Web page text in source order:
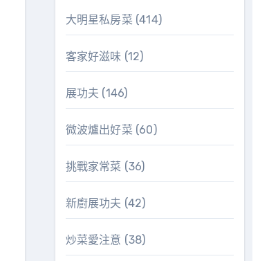
大明星私房菜 (414)
客家好滋味 (12)
展功夫 (146)
微波爐出好菜 (60)
挑戰家常菜 (36)
新廚展功夫 (42)
炒菜愛注意 (38)